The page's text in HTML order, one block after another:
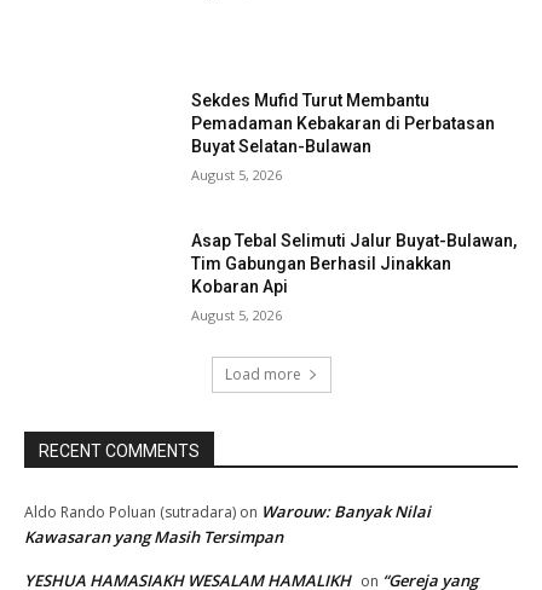
Sekdes Mufid Turut Membantu
Pemadaman Kebakaran di Perbatasan
Buyat Selatan-Bulawan
August 5, 2026
Asap Tebal Selimuti Jalur Buyat-Bulawan,
Tim Gabungan Berhasil Jinakkan
Kobaran Api
August 5, 2026
Load more
RECENT COMMENTS
Aldo Rando Poluan (sutradara) on Warouw: Banyak Nilai
Kawasaran yang Masih Tersimpan
YESHUA HAMASIAKH WESALAM HAMALIKH on “Gereja yang